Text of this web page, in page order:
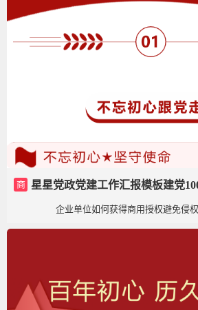
商 星星党政党建工作汇报模板建党
企业单位如何获得商用授权避免侵权